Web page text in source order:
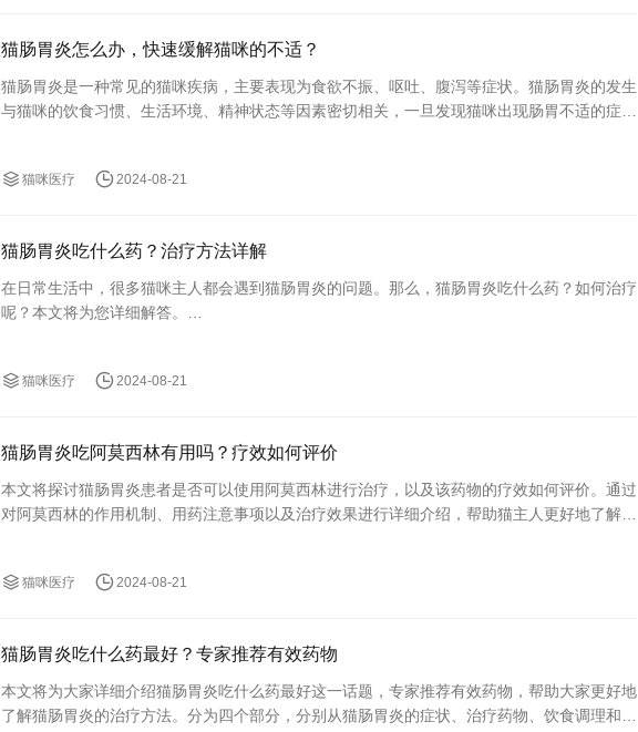
猫肠胃炎怎么办，快速缓解猫咪的不适？
猫肠胃炎是一种常见的猫咪疾病，主要表现为食欲不振、呕吐、腹泻等症状。猫肠胃炎的发生
与猫咪的饮食习惯、生活环境、精神状态等因素密切相关，一旦发现猫咪出现肠胃不适的症
猫咪医疗 2024-08-21
猫肠胃炎吃什么药？治疗方法详解
在日常生活中，很多猫咪主人都会遇到猫肠胃炎的问题。那么，猫肠胃炎吃什么药？如何治疗
呢？本文将为您详细解答。
猫咪医疗 2024-08-21
猫肠胃炎吃阿莫西林有用吗？疗效如何评价
本文将探讨猫肠胃炎患者是否可以使用阿莫西林进行治疗，以及该药物的疗效如何评价。通过
对阿莫西林的作用机制、用药注意事项以及治疗效果进行详细介绍，帮助猫主人更好地了解猫
猫咪医疗 2024-08-21
猫肠胃炎吃什么药最好？专家推荐有效药物
本文将为大家详细介绍猫肠胃炎吃什么药最好这一话题，专家推荐有效药物，帮助大家更好地
了解猫肠胃炎的治疗方法。分为四个部分，分别从猫肠胃炎的症状、治疗药物、饮食调理和预